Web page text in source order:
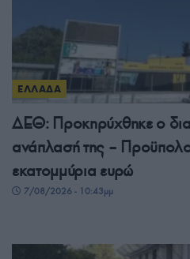
ΕΛΛΑΔΑ
ΔΕΘ: Προκηρύχθηκε ο
ανάπλασή της –
εκατομμύρια ευρώ
7/08/2026 - 10:43μμ